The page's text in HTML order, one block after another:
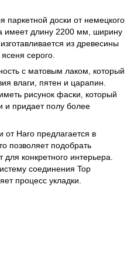
паркетной доски от немецкого
имеет длину 2200 мм, ширину
из древесины
серого.
с матовым лаком, который
влаги, пятен и царапин.
рисунок фаски, который
и придает полу более
от Haro предлагается в
позволяет подобрать
конкретного интерьера.
соединения Top
процесс укладки.